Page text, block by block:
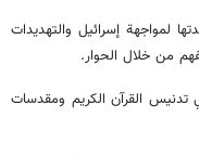
لمواجهة إسرائيل والتهديدات
من خلال الحوار.
تدنيس القرآن الكريم ومقدسات